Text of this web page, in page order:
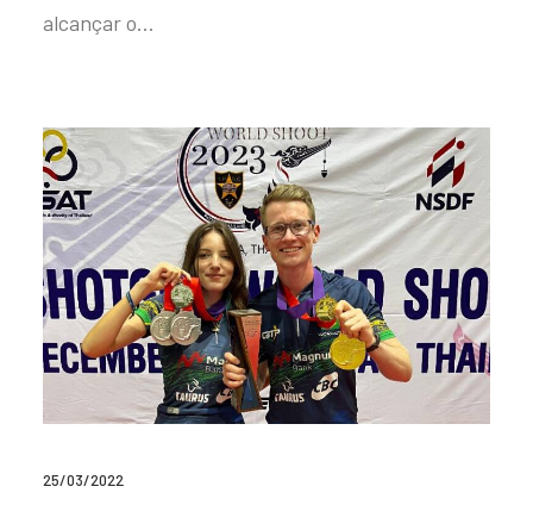
alcançar o…
25/03/2022